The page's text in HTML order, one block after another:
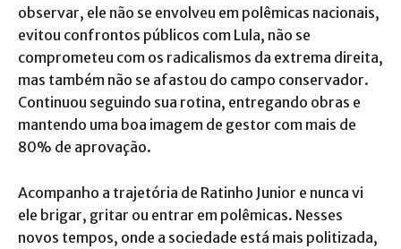
observar, ele não se envolveu em polêmicas nacionais,
evitou confrontos públicos com Lula, não se
comprometeu com os radicalismos da extrema direita,
mas também não se afastou do campo conservador.
Continuou seguindo sua rotina, entregando obras e
mantendo uma boa imagem de gestor com mais de
80% de aprovação.
Acompanho a trajetória de Ratinho Junior e nunca vi
ele brigar, gritar ou entrar em polêmicas. Nesses
novos tempos, onde a sociedade está mais politizada,